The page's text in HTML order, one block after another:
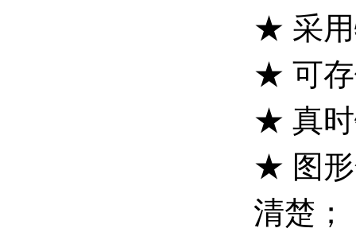
★ 采用
★ 可存
★ 真
★ 图形
清楚；